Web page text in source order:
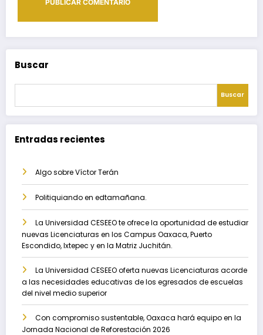
Buscar
Buscar
Entradas recientes
Algo sobre Víctor Terán
Politiquiando en edtamañana.
La Universidad CESEEO te ofrece la oportunidad de estudiar
nuevas Licenciaturas en los Campus Oaxaca, Puerto
Escondido, Ixtepec y en la Matriz Juchitán.
La Universidad CESEEO oferta nuevas Licenciaturas acorde
a las necesidades educativas de los egresados de escuelas
del nivel medio superior
Con compromiso sustentable, Oaxaca hará equipo en la
Jornada Nacional de Reforestación 2026